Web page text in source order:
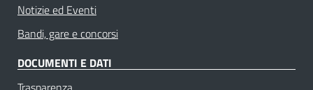
Notizie ed Eventi
Bandi, gare e concorsi
DOCUMENTI E DATI